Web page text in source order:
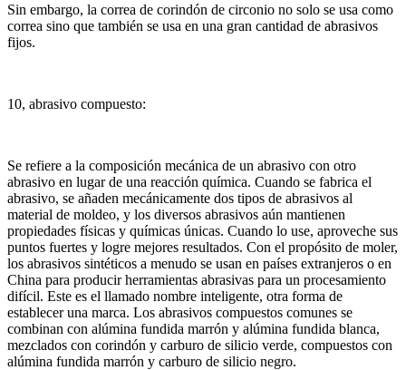
Sin embargo, la correa de corindón de circonio no solo se usa como
correa sino que también se usa en una gran cantidad de abrasivos
fijos.
10, abrasivo compuesto:
Se refiere a la composición mecánica de un abrasivo con otro
abrasivo en lugar de una reacción química. Cuando se fabrica el
abrasivo, se añaden mecánicamente dos tipos de abrasivos al
material de moldeo, y los diversos abrasivos aún mantienen
propiedades físicas y químicas únicas. Cuando lo use, aproveche sus
puntos fuertes y logre mejores resultados. Con el propósito de moler,
los abrasivos sintéticos a menudo se usan en países extranjeros o en
China para producir herramientas abrasivas para un procesamiento
difícil. Este es el llamado nombre inteligente, otra forma de
establecer una marca. Los abrasivos compuestos comunes se
combinan con alúmina fundida marrón y alúmina fundida blanca,
mezclados con corindón y carburo de silicio verde, compuestos con
alúmina fundida marrón y carburo de silicio negro.